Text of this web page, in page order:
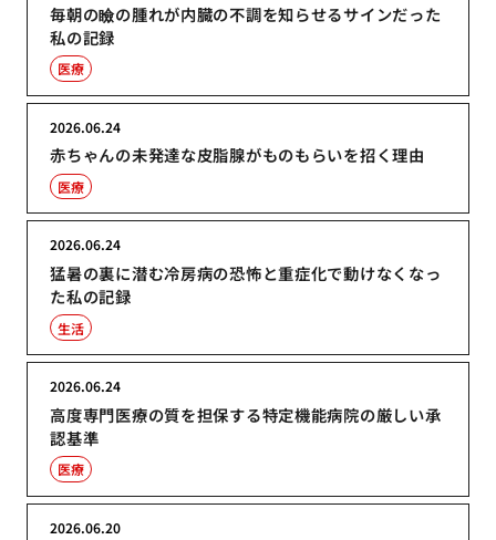
毎朝の瞼の腫れが内臓の不調を知らせるサインだった
私の記録
医療
赤ちゃんの未発達な皮脂腺がものもらいを招く理由
2026.06.24
医療
猛暑の裏に潜む冷房病の恐怖と重症化で動けなくなっ
た私の記録
2026.06.24
生活
高度専門医療の質を担保する特定機能病院の厳しい承
認基準
2026.06.24
医療
2026.06.20